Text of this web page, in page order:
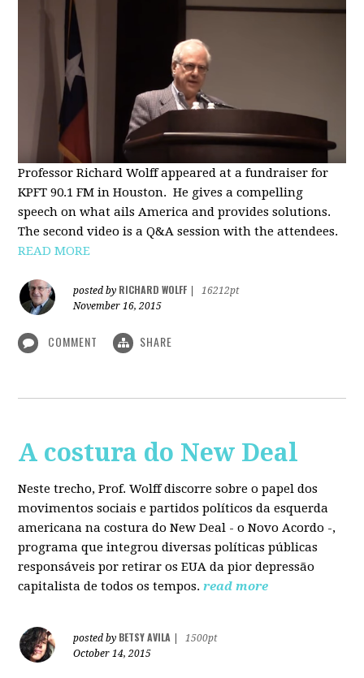
Professor Richard Wolff appeared at a fundraiser for
KPFT 90.1 FM in Houston. He gives a compelling
speech on what ails America and provides solutions.
The second video is a Q&A session with the attendees.
READ MORE
posted by RICHARD WOLFF
16212pt
November 16, 2015
COMMENT SHARE
A costura do New Deal
Neste trecho, Prof. Wolff discorre sobre o papel dos
movimentos sociais e partidos políticos da esquerda
americana na costura do New Deal - o Novo Acordo -,
programa que integrou diversas políticas públicas
responsáveis por retirar os EUA da pior depressão
capitalista de todos os tempos. read more
posted by BETSY AVILA
1500pt
October 14, 2015